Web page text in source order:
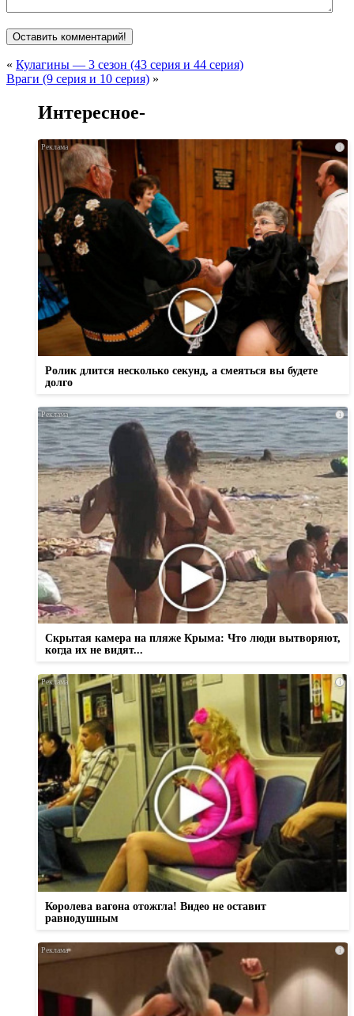
« Кулагины — 3 сезон (43 серия и 44 серия)
Враги (9 серия и 10 серия) »
Интересное-
i
Ролик длится несколько секунд, а смеяться вы будете
долго
i
Скрытая камера на пляже Крыма: Что люди вытворяют,
когда их не видят...
i
Королева вагона отожгла! Видео не оставит
равнодушным
i